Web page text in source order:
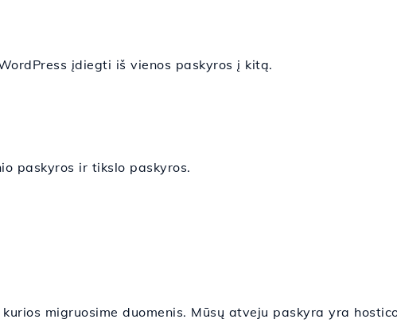
įdiegti iš vienos paskyros į kitą.
paskyros ir tikslo paskyros.
migruosime duomenis. Mūsų atveju paskyra yra